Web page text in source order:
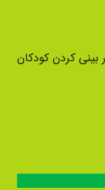
کردن کودکان